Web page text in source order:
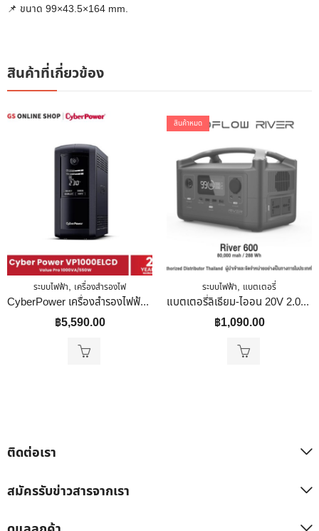
📌 ขนาด 99×43.5×164 mm.
สินค้าที่เกี่ยวข้อง
ระบบไฟฟ้า, เครื่องสำรองไฟ
CyberPower เครื่องสำรองไฟฟ้า รุ่น VP1000ELCD 1000VA/550W
฿5,590.00
สินค้าหมด
ระบบไฟฟ้า, แบตเตอรี่
แบตเตอรี่ลิเธียม-ไออน 20V 2.0Ah Total รุ่น TFBLI2001 สีเขียว
฿1,090.00
ติดต่อเรา
สมัครรับข่าวสารจากเรา